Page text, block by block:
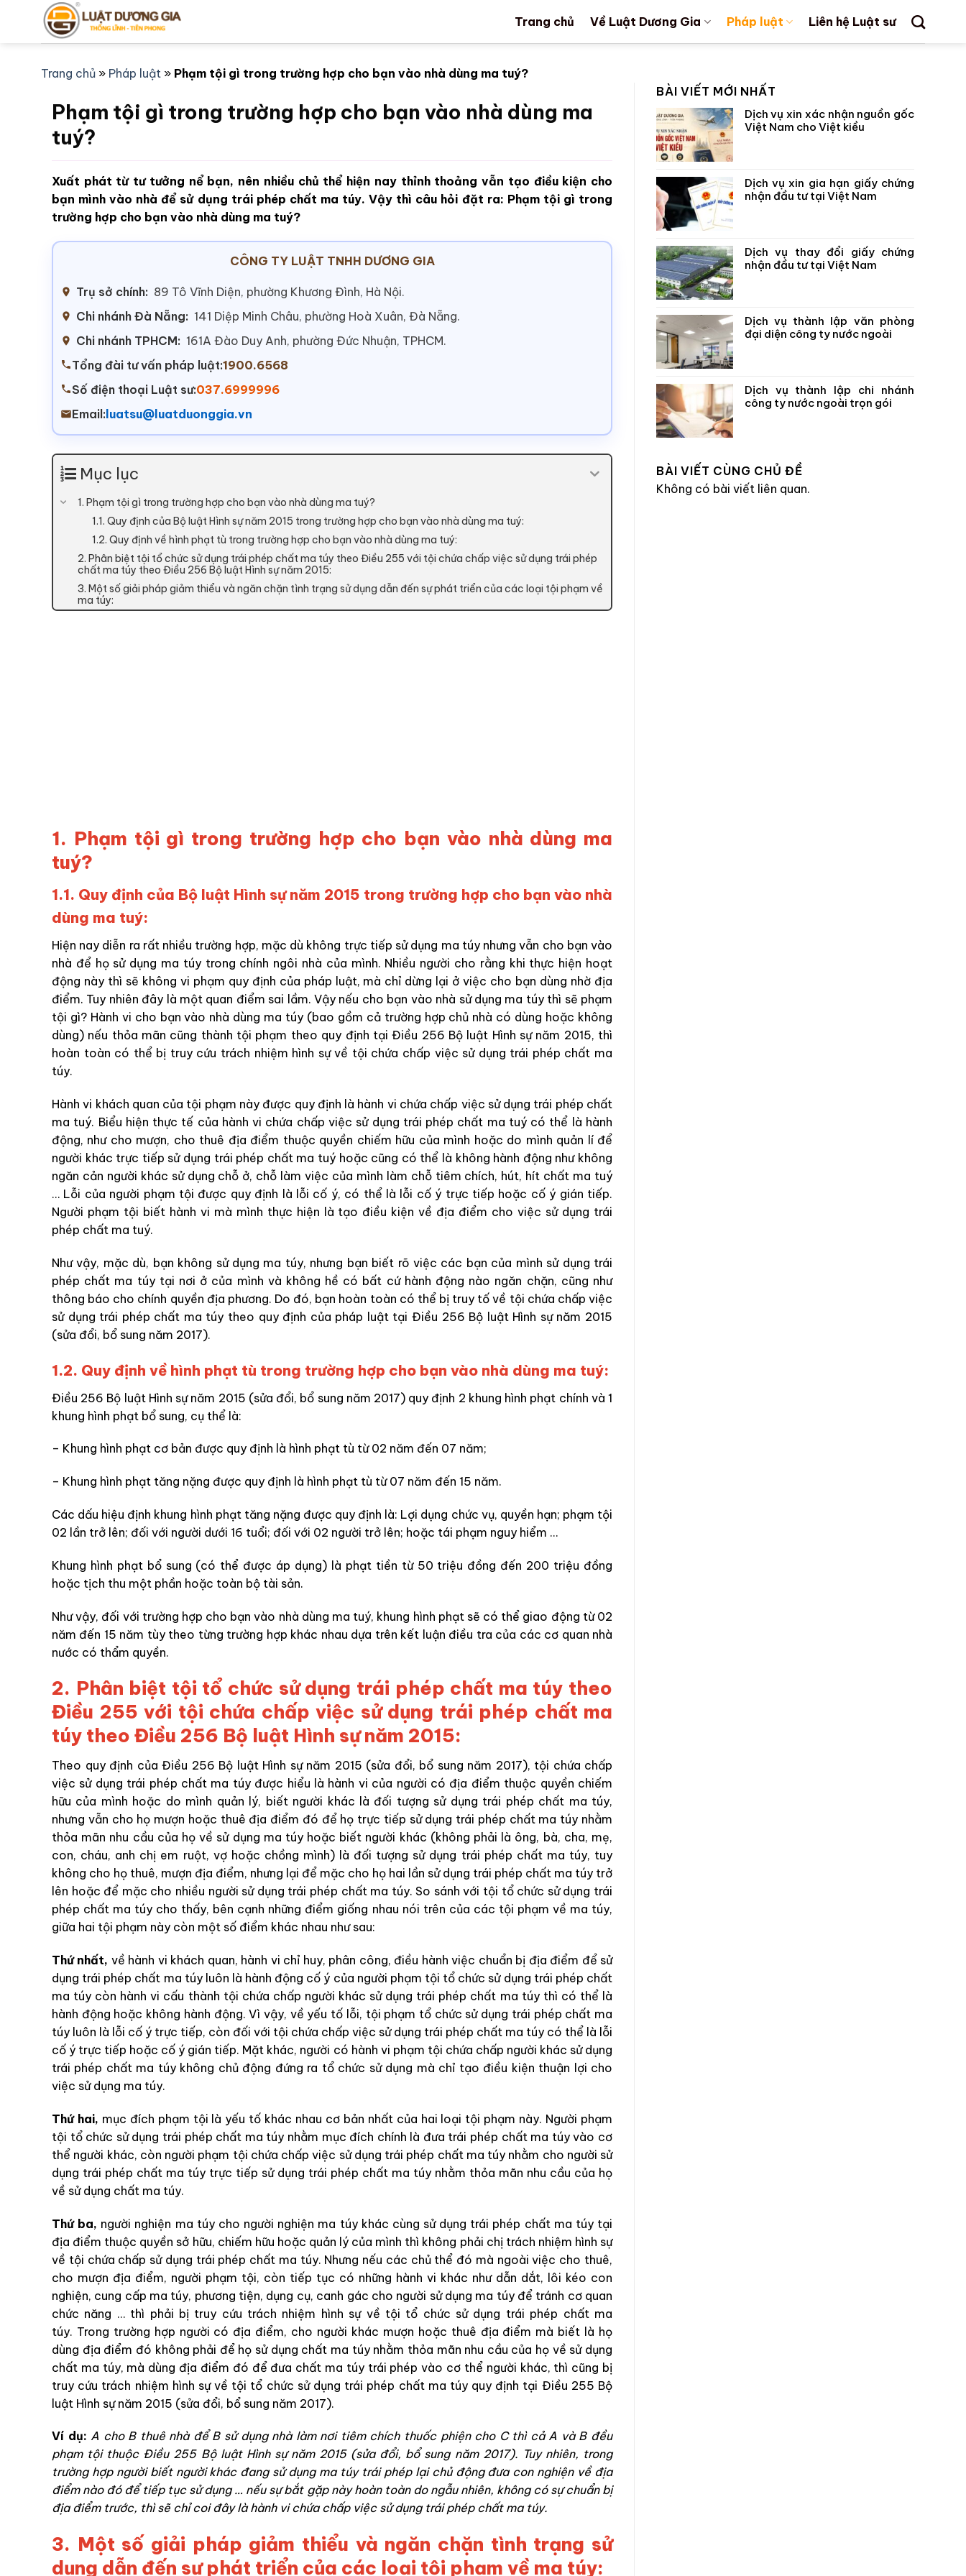
Trang chủ Về Luật Dương Gia Pháp luật Liên hệ Luật sư
Trang chủ » Pháp luật » Phạm tội gì trong trường hợp cho bạn vào nhà dùng ma tuý?
Phạm tội gì trong trường hợp cho bạn vào nhà dùng ma
tuý?
Xuất phát từ tư tưởng nể bạn, nên nhiều chủ thể hiện nay thỉnh thoảng vẫn tạo điều kiện cho
bạn mình vào nhà để sử dụng trái phép chất ma túy. Vậy thì câu hỏi đặt ra: Phạm tội gì trong
trường hợp cho bạn vào nhà dùng ma tuý?
CÔNG TY LUẬT TNHH DƯƠNG GIA
Trụ sở chính: 89 Tô Vĩnh Diện, phường Khương Đình, Hà Nội.
Chi nhánh Đà Nẵng: 141 Diệp Minh Châu, phường Hoà Xuân, Đà Nẵng.
Chi nhánh TPHCM: 161A Đào Duy Anh, phường Đức Nhuận, TPHCM.
Tổng đài tư vấn pháp luật:1900.6568
Số điện thoại Luật sư:037.6999996
Email: luatsu@luatduonggia.vn
Mục lục
1. Phạm tội gì trong trường hợp cho bạn vào nhà dùng ma tuý?
1.1. Quy định của Bộ luật Hình sự năm 2015 trong trường hợp cho bạn vào nhà dùng ma tuý:
1.2. Quy định về hình phạt tù trong trường hợp cho bạn vào nhà dùng ma tuý:
2. Phân biệt tội tổ chức sử dụng trái phép chất ma túy theo Điều 255 với tội chứa chấp việc sử dụng trái phép
chất ma túy theo Điều 256 Bộ luật Hình sự năm 2015:
3. Một số giải pháp giảm thiểu và ngăn chặn tình trạng sử dụng dẫn đến sự phát triển của các loại tội phạm về
ma túy:
1. Phạm tội gì trong trường hợp cho bạn vào nhà dùng ma
tuý?
1.1. Quy định của Bộ luật Hình sự năm 2015 trong trường hợp cho bạn vào nhà
dùng ma tuý:
Hiện nay diễn ra rất nhiều trường hợp, mặc dù không trực tiếp sử dụng ma túy nhưng vẫn cho bạn vào
nhà để họ sử dụng ma túy trong chính ngôi nhà của mình. Nhiều người cho rằng khi thực hiện hoạt
động này thì sẽ không vi phạm quy định của pháp luật, mà chỉ dừng lại ở việc cho bạn dùng nhờ địa
điểm. Tuy nhiên đây là một quan điểm sai lầm. Vậy nếu cho bạn vào nhà sử dụng ma túy thì sẽ phạm
tội gì? Hành vi cho bạn vào nhà dùng ma túy (bao gồm cả trường hợp chủ nhà có dùng hoặc không
dùng) nếu thỏa mãn cũng thành tội phạm theo quy định tại Điều 256 Bộ luật Hình sự năm 2015, thì
hoàn toàn có thể bị truy cứu trách nhiệm hình sự về tội chứa chấp việc sử dụng trái phép chất ma
túy.
Hành vi khách quan của tội phạm này được quy định là hành vi chứa chấp việc sử dụng trái phép chất
ma tuý. Biểu hiện thực tế của hành vi chứa chấp việc sử dụng trái phép chất ma tuý có thể là hành
động, như cho mượn, cho thuê địa điểm thuộc quyền chiếm hữu của mình hoặc do mình quản lí để
người khác trực tiếp sử dụng trái phép chất ma tuý hoặc cũng có thể là không hành động như không
ngăn cản người khác sử dụng chỗ ở, chỗ làm việc của mình làm chỗ tiêm chích, hút, hít chất ma tuý
… Lỗi của người phạm tội được quy định là lỗi cố ý, có thể là lỗi cố ý trực tiếp hoặc cố ý gián tiếp.
Người phạm tội biết hành vi mà mình thực hiện là tạo điều kiện về địa điểm cho việc sử dụng trái
phép chất ma tuý.
Như vậy, mặc dù, bạn không sử dụng ma túy, nhưng bạn biết rõ việc các bạn của mình sử dụng trái
phép chất ma túy tại nơi ở của mình và không hề có bất cứ hành động nào ngăn chặn, cũng như
thông báo cho chính quyền địa phương. Do đó, bạn hoàn toàn có thể bị truy tố về tội chứa chấp việc
sử dụng trái phép chất ma túy theo quy định của pháp luật tại Điều 256 Bộ luật Hình sự năm 2015
(sửa đổi, bổ sung năm 2017).
1.2. Quy định về hình phạt tù trong trường hợp cho bạn vào nhà dùng ma tuý:
Điều 256 Bộ luật Hình sự năm 2015 (sửa đổi, bổ sung năm 2017) quy định 2 khung hình phạt chính và 1
khung hình phạt bổ sung, cụ thể là:
– Khung hình phạt cơ bản được quy định là hình phạt tù từ 02 năm đến 07 năm;
– Khung hình phạt tăng nặng được quy định là hình phạt tù từ 07 năm đến 15 năm.
Các dấu hiệu định khung hình phạt tăng nặng được quy định là: Lợi dụng chức vụ, quyền hạn; phạm tội
02 lần trở lên; đối với người dưới 16 tuổi; đối với 02 người trở lên; hoặc tái phạm nguy hiểm …
Khung hình phạt bổ sung (có thể được áp dụng) là phạt tiền từ 50 triệu đồng đến 200 triệu đồng
hoặc tịch thu một phần hoặc toàn bộ tài sản.
Như vậy, đối với trường hợp cho bạn vào nhà dùng ma tuý, khung hình phạt sẽ có thể giao động từ 02
năm đến 15 năm tùy theo từng trường hợp khác nhau dựa trên kết luận điều tra của các cơ quan nhà
nước có thẩm quyền.
2. Phân biệt tội tổ chức sử dụng trái phép chất ma túy theo
Điều 255 với tội chứa chấp việc sử dụng trái phép chất ma
túy theo Điều 256 Bộ luật Hình sự năm 2015:
Theo quy định của Điều 256 Bộ luật Hình sự năm 2015 (sửa đổi, bổ sung năm 2017), tội chứa chấp
việc sử dụng trái phép chất ma túy được hiểu là hành vi của người có địa điểm thuộc quyền chiếm
hữu của mình hoặc do mình quản lý, biết người khác là đối tượng sử dụng trái phép chất ma túy,
nhưng vẫn cho họ mượn hoặc thuê địa điểm đó để họ trực tiếp sử dụng trái phép chất ma túy nhằm
thỏa mãn nhu cầu của họ về sử dụng ma túy hoặc biết người khác (không phải là ông, bà, cha, mẹ,
con, cháu, anh chị em ruột, vợ hoặc chồng mình) là đối tượng sử dụng trái phép chất ma túy, tuy
không cho họ thuê, mượn địa điểm, nhưng lại để mặc cho họ hai lần sử dụng trái phép chất ma túy trở
lên hoặc để mặc cho nhiều người sử dụng trái phép chất ma túy. So sánh với tội tổ chức sử dụng trái
phép chất ma túy cho thấy, bên cạnh những điểm giống nhau nói trên của các tội phạm về ma túy,
giữa hai tội phạm này còn một số điểm khác nhau như sau:
Thứ nhất, về hành vi khách quan, hành vi chỉ huy, phân công, điều hành việc chuẩn bị địa điểm để sử
dụng trái phép chất ma túy luôn là hành động cố ý của người phạm tội tổ chức sử dụng trái phép chất
ma túy còn hành vi cấu thành tội chứa chấp người khác sử dụng trái phép chất ma túy thì có thể là
hành động hoặc không hành động. Vì vậy, về yếu tố lỗi, tội phạm tổ chức sử dụng trái phép chất ma
túy luôn là lỗi cố ý trực tiếp, còn đối với tội chứa chấp việc sử dụng trái phép chất ma túy có thể là lỗi
cố ý trực tiếp hoặc cố ý gián tiếp. Mặt khác, người có hành vi phạm tội chứa chấp người khác sử dụng
trái phép chất ma túy không chủ động đứng ra tổ chức sử dụng mà chỉ tạo điều kiện thuận lợi cho
việc sử dụng ma túy.
Thứ hai, mục đích phạm tội là yếu tố khác nhau cơ bản nhất của hai loại tội phạm này. Người phạm
tội tổ chức sử dụng trái phép chất ma túy nhằm mục đích chính là đưa trái phép chất ma túy vào cơ
thể người khác, còn người phạm tội chứa chấp việc sử dụng trái phép chất ma túy nhằm cho người sử
dụng trái phép chất ma túy trực tiếp sử dụng trái phép chất ma túy nhằm thỏa mãn nhu cầu của họ
về sử dụng chất ma túy.
Thứ ba, người nghiện ma túy cho người nghiện ma túy khác cùng sử dụng trái phép chất ma túy tại
địa điểm thuộc quyền sở hữu, chiếm hữu hoặc quản lý của mình thì không phải chị trách nhiệm hình sự
về tội chứa chấp sử dụng trái phép chất ma túy. Nhưng nếu các chủ thể đó mà ngoài việc cho thuê,
cho mượn địa điểm, người phạm tội, còn tiếp tục có những hành vi khác như dẫn dắt, lôi kéo con
nghiện, cung cấp ma túy, phương tiện, dụng cụ, canh gác cho người sử dụng ma túy để tránh cơ quan
chức năng … thì phải bị truy cứu trách nhiệm hình sự về tội tổ chức sử dụng trái phép chất ma
túy. Trong trường hợp người có địa điểm, cho người khác mượn hoặc thuê địa điểm mà biết là họ
dùng địa điểm đó không phải để họ sử dụng chất ma túy nhằm thỏa mãn nhu cầu của họ về sử dụng
chất ma túy, mà dùng địa điểm đó để đưa chất ma túy trái phép vào cơ thể người khác, thì cũng bị
truy cứu trách nhiệm hình sự về tội tổ chức sử dụng trái phép chất ma túy quy định tại Điều 255 Bộ
luật Hình sự năm 2015 (sửa đổi, bổ sung năm 2017).
Ví dụ: A cho B thuê nhà để B sử dụng nhà làm nơi tiêm chích thuốc phiện cho C thì cả A và B đều
phạm tội thuộc Điều 255 Bộ luật Hình sự năm 2015 (sửa đổi, bổ sung năm 2017). Tuy nhiên, trong
trường hợp người biết người khác đang sử dụng ma túy trái phép lại chủ động đưa con nghiện về địa
điểm nào đó để tiếp tục sử dụng … nếu sự bắt gặp này hoàn toàn do ngẫu nhiên, không có sự chuẩn bị
địa điểm trước, thì sẽ chỉ coi đây là hành vi chứa chấp việc sử dụng trái phép chất ma túy.
3. Một số giải pháp giảm thiểu và ngăn chặn tình trạng sử
dụng dẫn đến sự phát triển của các loại tội phạm về ma túy:
BÀI VIẾT MỚI NHẤT
Dịch vụ xin xác nhận nguồn gốc
Việt Nam cho Việt kiều
Dịch vụ xin gia hạn giấy chứng
nhận đầu tư tại Việt Nam
Dịch vụ thay đổi giấy chứng
nhận đầu tư tại Việt Nam
Dịch vụ thành lập văn phòng
đại diện công ty nước ngoài
Dịch vụ thành lập chi nhánh
công ty nước ngoài trọn gói
BÀI VIẾT CÙNG CHỦ ĐỀ
Không có bài viết liên quan.